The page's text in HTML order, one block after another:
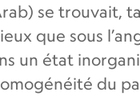
se trouvait,
que sous
un état
du